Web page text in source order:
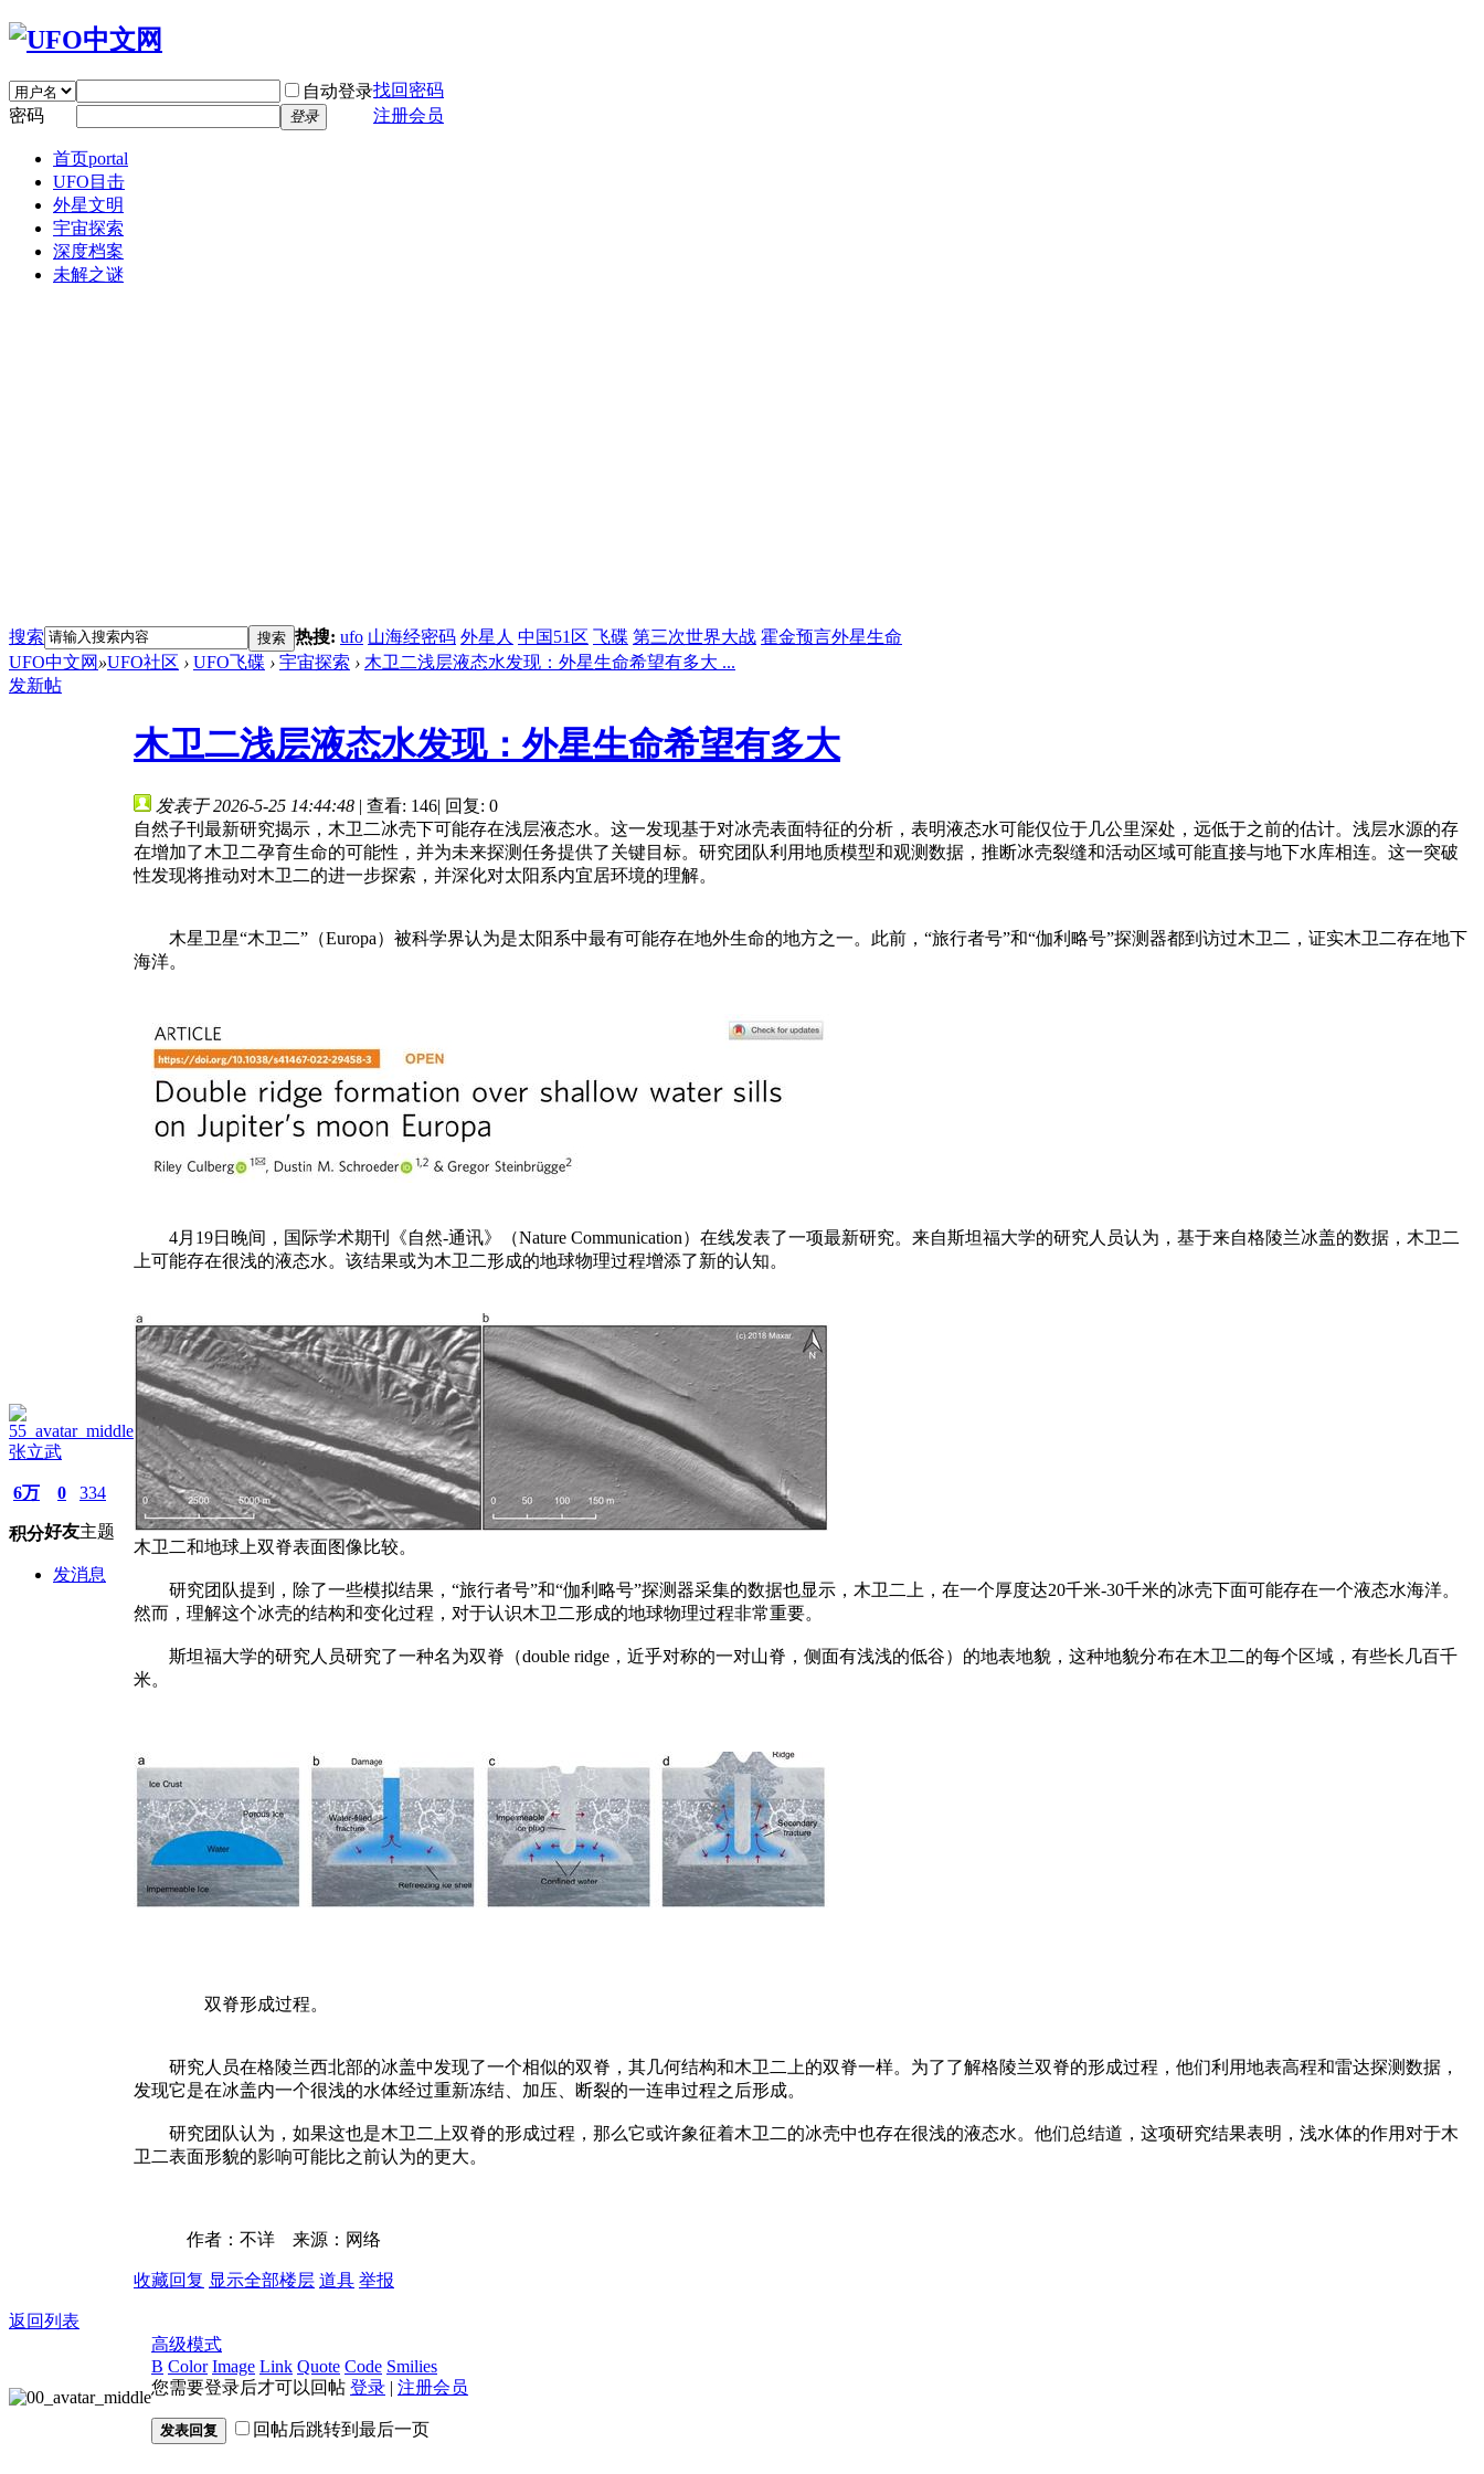
自动登录找回密码
密码
登录 注册会员
首页portal
UFO目击
外星文明
宇宙探索
深度档案
未解之谜
搜索 搜索 热搜: ufo 山海经密码 外星人 中国51区 飞碟 第三次世界大战 霍金预言外星生命
UFO中文网 »UFO社区 › UFO飞碟 › 宇宙探索 › 木卫二浅层液态水发现：外星生命希望有多大 ...
发新帖
张立武
6万
积分
0
好友
334
主题
发消息
木卫二浅层液态水发现：外星生命希望有多大
发表于 2026-5-25 14:44:48 | 查看: 146| 回复: 0
自然子刊最新研究揭示，木卫二冰壳下可能存在浅层液态水。这一发现基于对冰壳表面特征的分析，表明液态水可能仅位于几公里深处，远低于之前的估计。浅层水源的存
在增加了木卫二孕育生命的可能性，并为未来探测任务提供了关键目标。研究团队利用地质模型和观测数据，推断冰壳裂缝和活动区域可能直接与地下水库相连。这一突破
性发现将推动对木卫二的进一步探索，并深化对太阳系内宜居环境的理解。
木星卫星“木卫二”（Europa）被科学界认为是太阳系中最有可能存在地外生命的地方之一。此前，“旅行者号”和“伽利略号”探测器都到访过木卫二，证实木卫二存在地下
海洋。
4月19日晚间，国际学术期刊《自然-通讯》（Nature Communication）在线发表了一项最新研究。来自斯坦福大学的研究人员认为，基于来自格陵兰冰盖的数据，木卫二
上可能存在很浅的液态水。该结果或为木卫二形成的地球物理过程增添了新的认知。
木卫二和地球上双脊表面图像比较。
研究团队提到，除了一些模拟结果，“旅行者号”和“伽利略号”探测器采集的数据也显示，木卫二上，在一个厚度达20千米-30千米的冰壳下面可能存在一个液态水海洋。
然而，理解这个冰壳的结构和变化过程，对于认识木卫二形成的地球物理过程非常重要。
斯坦福大学的研究人员研究了一种名为双脊（double ridge，近乎对称的一对山脊，侧面有浅浅的低谷）的地表地貌，这种地貌分布在木卫二的每个区域，有些长几百千
米。
双脊形成过程。
研究人员在格陵兰西北部的冰盖中发现了一个相似的双脊，其几何结构和木卫二上的双脊一样。为了了解格陵兰双脊的形成过程，他们利用地表高程和雷达探测数据，
发现它是在冰盖内一个很浅的水体经过重新冻结、加压、断裂的一连串过程之后形成。
研究团队认为，如果这也是木卫二上双脊的形成过程，那么它或许象征着木卫二的冰壳中也存在很浅的液态水。他们总结道，这项研究结果表明，浅水体的作用对于木
卫二表面形貌的影响可能比之前认为的更大。
作者：不详 来源：网络
收藏回复 显示全部楼层 道具 举报
返回列表
高级模式
B Color Image Link Quote Code Smilies
您需要登录后才可以回帖 登录 | 注册会员
发表回复 回帖后跳转到最后一页